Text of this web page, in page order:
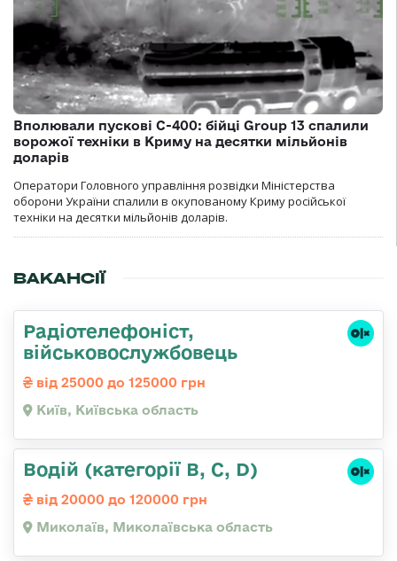
Вполювали пускові С-400: бійці Group 13 спалили
ворожої техніки в Криму на десятки мільйонів
доларів
Оператори Головного управління розвідки Міністерства
оборони України спалили в окупованому Криму російської
техніки на десятки мільйонів доларів.
ВАКАНСІЇ
Радіотелефоніст,
військовослужбовець
від 25000 до 125000 грн
Київ, Київська область
Водій (категорії B, C, D)
від 20000 до 120000 грн
Миколаїв, Миколаївська область